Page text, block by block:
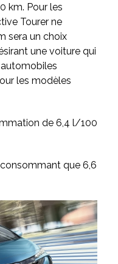
km. Pour les
Tourer ne
sera un choix
une voiture qui
les modèles
de 6,4 l/100
que 6,6